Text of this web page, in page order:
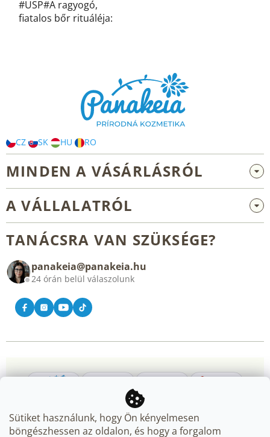
Sütiket használunk, hogy Ön kényelmesen
böngészhessen az oldalon, és hogy a forgalom
#USP#A ragyogó,
fiatalos bőr rituáléja:
CZ SK HU RO
MINDEN A VÁSÁRLÁSRÓL
Nagykereskedelem és együttműködés
Általános üzleti feltételek
A VÁLLALATRÓL
Kapcsolat
TANÁCSRA VAN SZÜKSÉGE?
panakeia@panakeia.hu
24 órán belül válaszolunk